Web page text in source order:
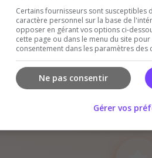
Certains fournisseurs sont susceptibles
caractère personnel sur la base de
opposer en gérant vos options ci-
cette page ou dans le menu du site
consentement dans les paramètres des
Ne pas consentir
Gérer vos